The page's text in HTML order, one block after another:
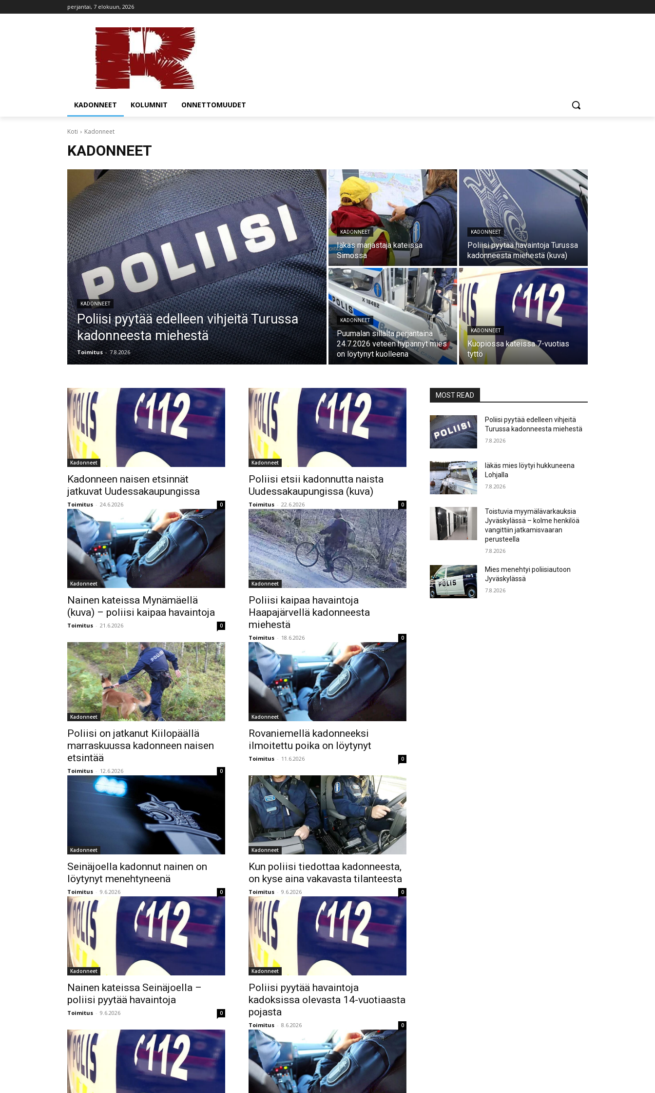
perjantai, 7 elokuun, 2026
KADONNEET KOLUMNIT ONNETTOMUUDET
Koti Kadonneet
KADONNEET
KADONNEET
Poliisi pyytää edelleen vihjeitä Turussa
kadonneesta miehestä
Toimitus - 7.8.2026
KADONNEET
Iäkäs marjastaja kateissa
Simossa
KADONNEET
Poliisi pyytää havaintoja Turussa
kadonneesta miehestä (kuva)
KADONNEET
Puumalan sillalta perjantaina
24.7.2026 veteen hypännyt mies
on löytynyt kuolleena
KADONNEET
Kuopiossa kateissa 7-vuotias
tyttö
Kadonneet
Kadonneen naisen etsinnät
jatkuvat Uudessakaupungissa
Toimitus - 24.6.2026 0
Kadonneet
Poliisi etsii kadonnutta naista
Uudessakaupungissa (kuva)
Toimitus - 22.6.2026 0
Kadonneet
Nainen kateissa Mynämäellä
(kuva) – poliisi kaipaa havaintoja
Toimitus - 21.6.2026 0
Kadonneet
Poliisi kaipaa havaintoja
Haapajärvellä kadonneesta
miehestä
Toimitus - 18.6.2026 0
Kadonneet
Poliisi on jatkanut Kiilopäällä
marraskuussa kadonneen naisen
etsintää
Toimitus - 12.6.2026 0
Kadonneet
Rovaniemellä kadonneeksi
ilmoitettu poika on löytynyt
Toimitus - 11.6.2026 0
Kadonneet
Seinäjoella kadonnut nainen on
löytynyt menehtyneenä
Toimitus - 9.6.2026 0
Kadonneet
Kun poliisi tiedottaa kadonneesta,
on kyse aina vakavasta tilanteesta
Toimitus - 9.6.2026 0
Kadonneet
Nainen kateissa Seinäjoella –
poliisi pyytää havaintoja
Toimitus - 9.6.2026 0
Kadonneet
Poliisi pyytää havaintoja
kadoksissa olevasta 14-vuotiaasta
pojasta
Toimitus - 8.6.2026 0
MOST READ
Poliisi pyytää edelleen vihjeitä
Turussa kadonneesta miehestä
7.8.2026
Iäkäs mies löytyi hukkuneena
Lohjalla
7.8.2026
Toistuvia myymälävarkauksia
Jyväskylässä – kolme henkilöä
vangittiin jatkamisvaaran
perusteella
7.8.2026
Mies menehtyi poliisiautoon
Jyväskylässä
7.8.2026